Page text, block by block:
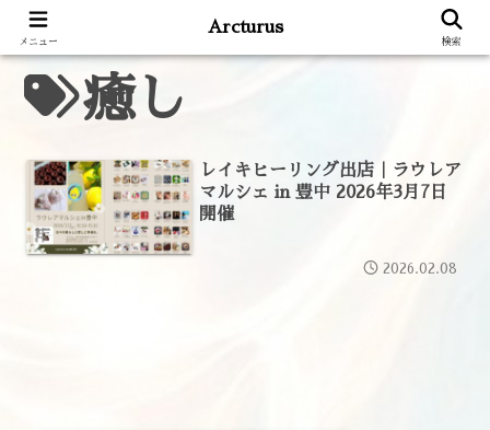
癒し
レイキヒーリング出店｜ラウレア
マルシェ in 豊中 2026年3月7日
開催
2026.02.08
メニュー
Arcturus
検索